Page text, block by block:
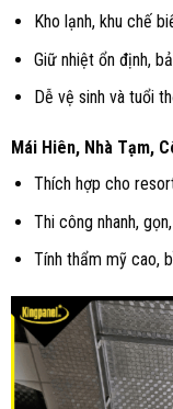
Kho lạnh, khu chế
Giữ nhiệt ổn định,
Dễ vệ sinh và tuổi
Mái Hiên, Nhà Tạm,
Thích hợp cho
Thi công nhanh,
Tính thẩm mỹ cao,